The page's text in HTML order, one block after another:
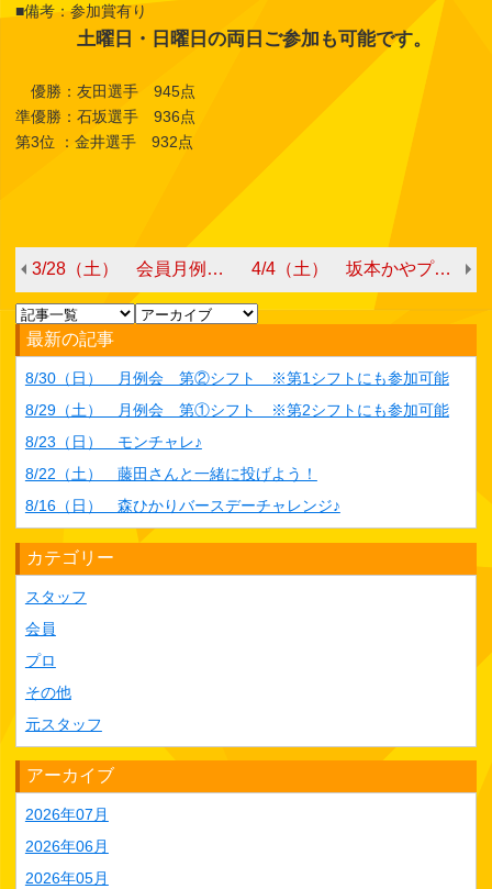
■備考：参加賞有り
土曜日・日曜日の両日ご参加も可能です。
優勝：友田選手 945点
準優勝：石坂選手 936点
第3位 ：金井選手 932点
3/28（土） 会員月例会 第①シフト ※日曜日の月例会にも参加可能 4/4（土） 坂本かやプロチャレンジ
最新の記事
8/30（日） 月例会 第②シフト ※第1シフトにも参加可能
8/29（土） 月例会 第①シフト ※第2シフトにも参加可能
8/23（日） モンチャレ♪
8/22（土） 藤田さんと一緒に投げよう！
8/16（日） 森ひかりバースデーチャレンジ♪
カテゴリー
スタッフ
会員
プロ
その他
元スタッフ
アーカイブ
2026年07月
2026年06月
2026年05月